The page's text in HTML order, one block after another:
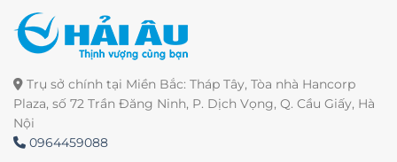
Trụ sở chính tại Miền Bắc: Tháp Tây, Tòa nhà Hancorp
Plaza, số 72 Trần Đăng Ninh, P. Dịch Vọng, Q. Cầu Giấy, Hà
Nội
0964459088